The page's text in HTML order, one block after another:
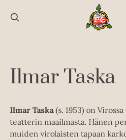
sisältöön
Ilmar Taska
Ilmar Taska (s. 1953) on
teatterin maailmasta. Hänen
muiden virolaisten tapaan